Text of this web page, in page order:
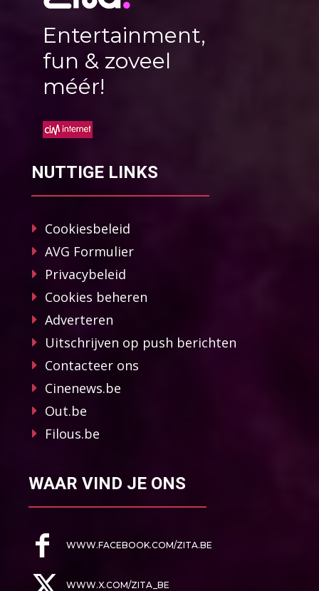
Entertainment,
fun & zoveel
méér!
NUTTIGE LINKS
Cookiesbeleid
AVG Formulier
Privacybeleid
Cookies beheren
Adverteren
Uitschrijven op push berichten
Contacteer ons
Cinenews.be
Out.be
Filous.be
WAAR VIND JE ONS
WWW.FACEBOOK.COM/ZITA.BE
WWW.X.COM/ZITA_BE